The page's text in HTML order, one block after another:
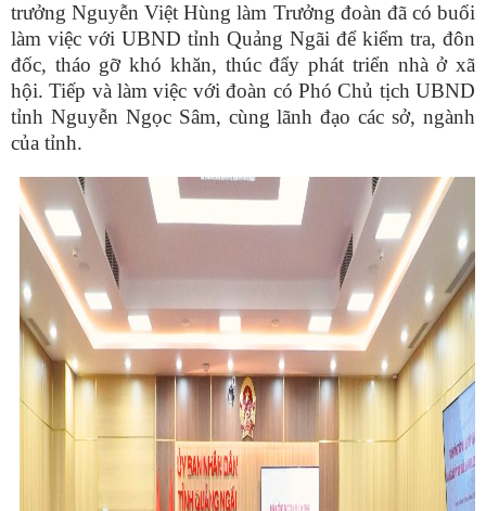
trưởng Nguyễn Việt Hùng làm Trưởng đoàn đã có buổi
làm việc với UBND tỉnh Quảng Ngãi để kiểm tra, đôn
đốc, tháo gỡ khó khăn, thúc đẩy phát triển nhà ở xã
hội. Tiếp và làm việc với đoàn có Phó Chủ tịch UBND
tỉnh Nguyễn Ngọc Sâm, cùng lãnh đạo các sở, ngành
của tỉnh.